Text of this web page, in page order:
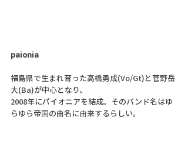
paionia
福島県で生まれ育った高橋勇成(Vo/Gt)と菅野岳
大(Ba)が中心となり、
2008年にパイオニアを結成。そのバンド名はゆ
らゆら帝国の曲名に由来するらしい。